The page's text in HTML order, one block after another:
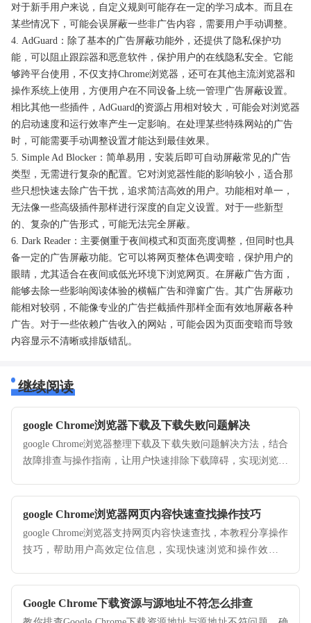
对于新手用户来说，自定义规则可能存在一定的学习成本。而且在
某些情况下，可能会误屏蔽一些非广告内容，需要用户手动调整。
4. AdGuard：除了基本的广告屏蔽功能外，还提供了隐私保护功
能，可以阻止跟踪器和恶意软件，保护用户的在线隐私安全。它能
够跨平台使用，不仅支持Chrome浏览器，还可在其他主流浏览器和
操作系统上使用，方便用户在不同设备上统一管理广告屏蔽设置。
相比其他一些插件，AdGuard的资源占用相对较大，可能会对浏览器
的启动速度和运行效率产生一定影响。在处理某些特殊网站的广告
时，可能需要手动调整设置才能达到最佳效果。
5. Simple Ad Blocker：简单易用，安装后即可自动屏蔽常见的广告
类型，无需进行复杂的配置。它对浏览器性能的影响较小，适合那
些只想快速去除广告干扰，追求简洁高效的用户。功能相对单一，
无法像一些高级插件那样进行深度的自定义设置。对于一些新型
的、复杂的广告形式，可能无法完全屏蔽。
6. Dark Reader：主要侧重于夜间模式和页面亮度调整，但同时也具
备一定的广告屏蔽功能。它可以将网页整体色调变暗，保护用户的
眼睛，尤其适合在夜间或低光环境下浏览网页。在屏蔽广告方面，
能够去除一些影响阅读体验的横幅广告和弹窗广告。其广告屏蔽功
能相对较弱，不能像专业的广告拦截插件那样全面有效地屏蔽各种
广告。对于一些依赖广告收入的网站，可能会因为页面变暗而导致
内容显示不清晰或排版错乱。
继续阅读
google Chrome浏览器下载及下载失败问题解决
google Chrome浏览器整理下载及下载失败问题解决方法，结合
故障排查与操作指南，让用户快速排除下载障碍，实现浏览器
google Chrome浏览器网页内容快速查找操作技巧
google Chrome浏览器支持网页内容快速查找，本教程分享操作
技巧，帮助用户高效定位信息，实现快速浏览和操作效率提
Google Chrome下载资源与源地址不符怎么排查